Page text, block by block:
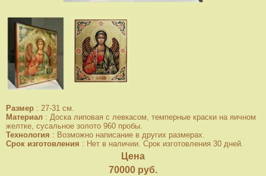
Размер : 27-31 см.
Материал : Доска липовая с левкасом, темперные краски на яичном
желтке, сусальное золото 960 пробы.
Технология : Возможно написание в других размерах.
Срок изготовления : Нет в наличии. Срок изготовления 30 дней.
Цена
70000 руб.